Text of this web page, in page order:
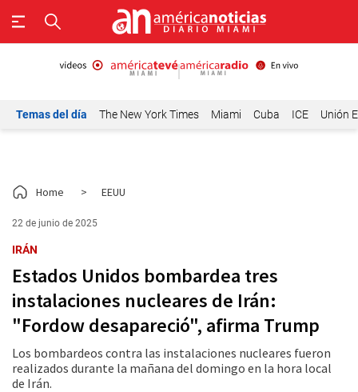
Temas del día The New York Times Miami Cuba ICE Unión
Home > EEUU
22 de junio de 2025
IRÁN
Estados Unidos bombardea tres
instalaciones nucleares de Irán:
"Fordow desapareció", afirma Trump
Los bombardeos contra las instalaciones nucleares fueron
realizados durante la mañana del domingo en la hora local
de Irán.